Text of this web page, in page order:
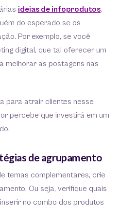
ideias de infoprodutos,
do esperado se os
Por exemplo, se você
digital, que tal oferecer um
melhorar as postagens nas
para atrair clientes nesse
percebe que investirá em um
de agrupamento
temas complementares, crie
Ou seja, verifique quais
no combo dos produtos